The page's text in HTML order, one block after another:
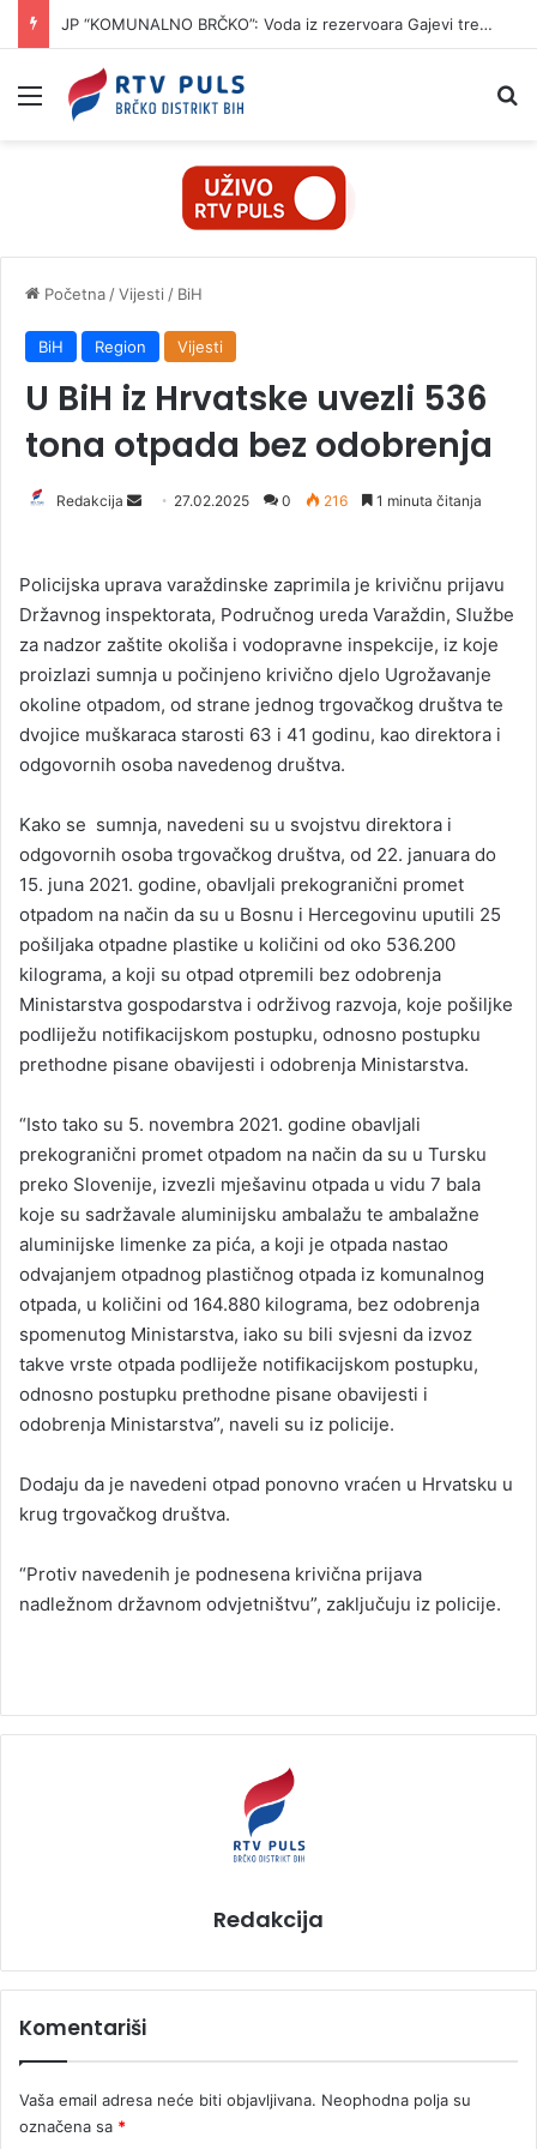
JP “KOMUNALNO BRČKO”: Voda iz rezervoara Gajevi trenutno nije za piće
Izbornik
Početna /Vijesti / BiH
BiH Region Vijesti
U BiH iz Hrvatske uvezli 536
tona otpada bez odobrenja
Redakcija
d
a
n
e
m
a
i
27.02.2025 0 216 1 minuta čitanja
Policijska uprava varaždinske zaprimila je krivičnu prijavu
Državnog inspektorata, Područnog ureda Varaždin, Službe
za nadzor zaštite okoliša i vodopravne inspekcije, iz koje
proizlazi sumnja u počinjeno krivično djelo Ugrožavanje
okoline otpadom, od strane jednog trgovačkog društva te
dvojice muškaraca starosti 63 i 41 godinu, kao direktora i
odgovornih osoba navedenog društva.
Kako se sumnja, navedeni su u svojstvu direktora i
odgovornih osoba trgovačkog društva, od 22. januara do
15. juna 2021. godine, obavljali prekogranični promet
otpadom na način da su u Bosnu i Hercegovinu uputili 25
pošiljaka otpadne plastike u količini od oko 536.200
kilograma, a koji su otpad otpremili bez odobrenja
Ministarstva gospodarstva i održivog razvoja, koje pošiljke
podliježu notifikacijskom postupku, odnosno postupku
prethodne pisane obavijesti i odobrenja Ministarstva.
“Isto tako su 5. novembra 2021. godine obavljali
prekogranični promet otpadom na način da su u Tursku
preko Slovenije, izvezli mješavinu otpada u vidu 7 bala
koje su sadržavale aluminijsku ambalažu te ambalažne
aluminijske limenke za pića, a koji je otpada nastao
odvajanjem otpadnog plastičnog otpada iz komunalnog
otpada, u količini od 164.880 kilograma, bez odobrenja
spomenutog Ministarstva, iako su bili svjesni da izvoz
takve vrste otpada podliježe notifikacijskom postupku,
odnosno postupku prethodne pisane obavijesti i
odobrenja Ministarstva”, naveli su iz policije.
Dodaju da je navedeni otpad ponovno vraćen u Hrvatsku u
krug trgovačkog društva.
“Protiv navedenih je podnesena krivična prijava
nadležnom državnom odvjetništvu”, zaključuju iz policije.
Redakcija
Komentariši
Vaša email adresa neće biti objavljivana. Neophodna polja su
označena sa *